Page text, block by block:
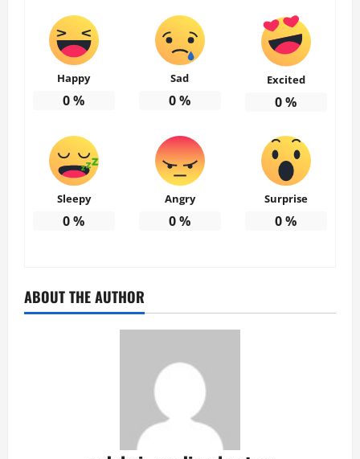
Happy
0%
Sad
0%
Excited
0%
Sleepy
0%
Angry
0%
Surprise
0%
ABOUT THE AUTHOR